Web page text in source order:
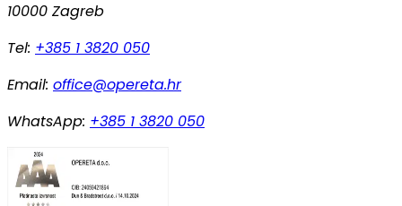
10000 Zagreb
Tel: +385 1 3820 050
Email: office@opereta.hr
WhatsApp: +385 1 3820 050